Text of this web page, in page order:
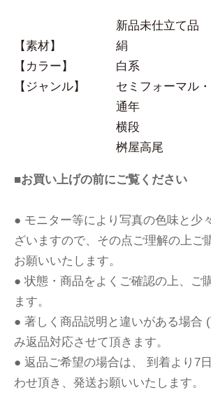
新品未仕立て品
【素材】
絹
【カラー】
白系
【ジャンル】
セミフォーマル
通年
横段
桝屋高尾
■お買い上げの前にご覧ください
● モニター等により写真の色味と少
ざいますので、その点ご理解の上ご
お願いいたします。
● 状態・商品をよくご確認の上、ご
ます。
● 著しく商品説明と違いがある場合
み返品対応させて頂きます。
● 返品ご希望の場合は、 到着より7
わせ頂き、発送お願いいたします。